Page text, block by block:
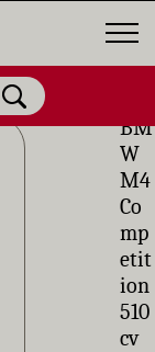
BM
W
M4
Co
mp
etit
ion
510
cv